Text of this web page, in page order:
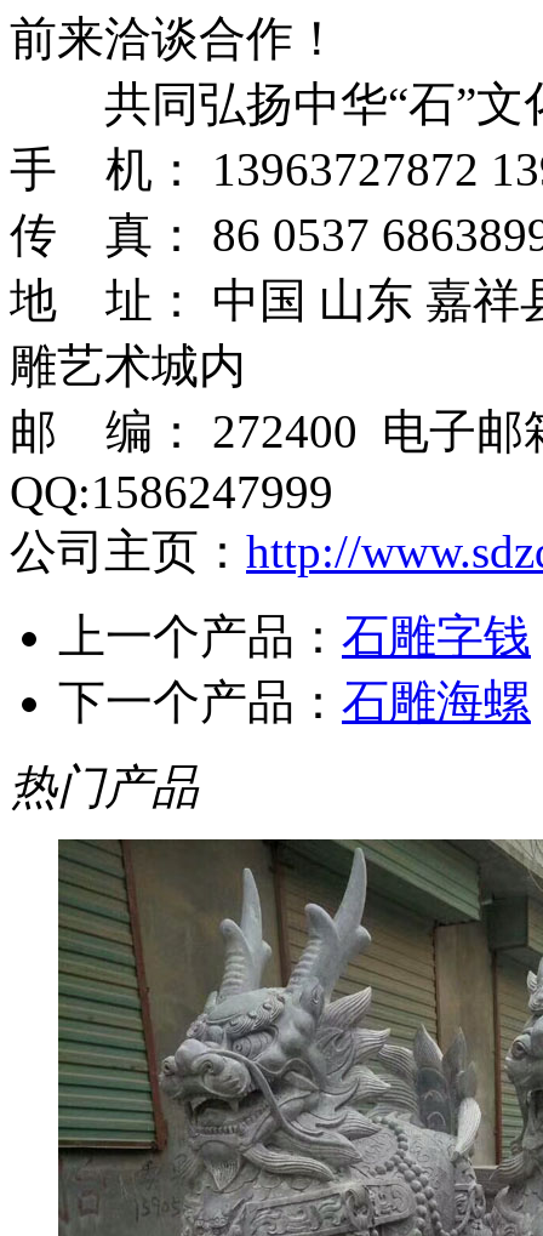
前来洽谈合作！
共同弘扬中华“石”文
手 机： 13963727872
传 真： 86 0537
地 址： 中国 山东 嘉祥
雕艺术城内
邮 编： 272400 电子邮
QQ:1586247999
公司主页： http://
上一个产品： 石雕字钱
下一个产品： 石雕海螺
热门产品